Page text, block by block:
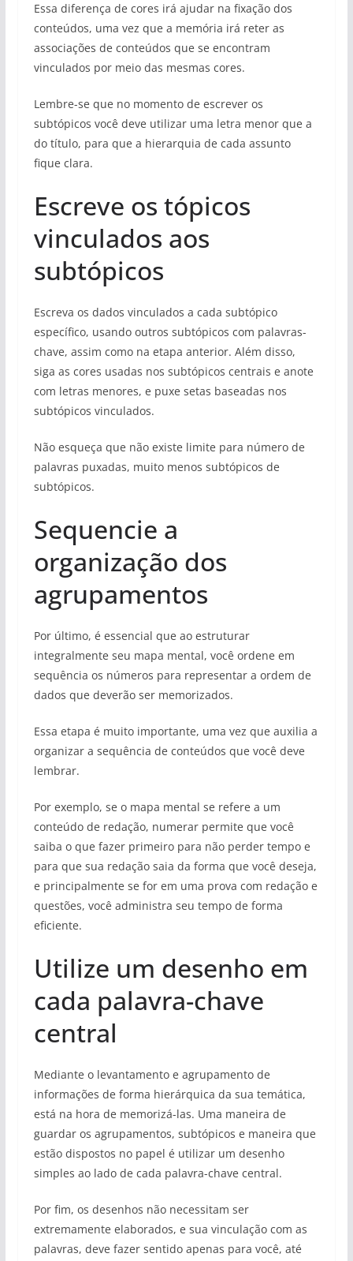
Essa diferença de cores irá ajudar na fixação dos
conteúdos, uma vez que a memória irá reter as
associações de conteúdos que se encontram
vinculados por meio das mesmas cores.
Lembre-se que no momento de escrever os
subtópicos você deve utilizar uma letra menor que a
do título, para que a hierarquia de cada assunto
fique clara.
Escreve os tópicos
vinculados aos
subtópicos
Escreva os dados vinculados a cada subtópico
específico, usando outros subtópicos com palavras-
chave, assim como na etapa anterior. Além disso,
siga as cores usadas nos subtópicos centrais e anote
com letras menores, e puxe setas baseadas nos
subtópicos vinculados.
Não esqueça que não existe limite para número de
palavras puxadas, muito menos subtópicos de
subtópicos.
Sequencie a
organização dos
agrupamentos
Por último, é essencial que ao estruturar
integralmente seu mapa mental, você ordene em
sequência os números para representar a ordem de
dados que deverão ser memorizados.
Essa etapa é muito importante, uma vez que auxilia a
organizar a sequência de conteúdos que você deve
lembrar.
Por exemplo, se o mapa mental se refere a um
conteúdo de redação, numerar permite que você
saiba o que fazer primeiro para não perder tempo e
para que sua redação saia da forma que você deseja,
e principalmente se for em uma prova com redação e
questões, você administra seu tempo de forma
eficiente.
Utilize um desenho em
cada palavra-chave
central
Mediante o levantamento e agrupamento de
informações de forma hierárquica da sua temática,
está na hora de memorizá-las. Uma maneira de
guardar os agrupamentos, subtópicos e maneira que
estão dispostos no papel é utilizar um desenho
simples ao lado de cada palavra-chave central.
Por fim, os desenhos não necessitam ser
extremamente elaborados, e sua vinculação com as
palavras, deve fazer sentido apenas para você, até